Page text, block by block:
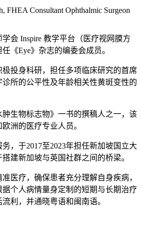
FHEA Consultant Ophthalmic Surgeon
会 Inspire 教学平台（医疗视网膜方
《Eye》杂志的编委会成员。
投身科研，担任多项临床研究的首席
所的公平性及年龄相关性黄斑变性的
生物标志物》一书的撰稿人之一，该
洲的医疗专业人员。
，于2017至2023年担任新加坡国立大
建新加坡与英国社群之间的桥梁。
医疗，确保患者充分理解自身疾病，
个人病情量身定制的短期与长期治疗
利，并通晓粤语和闽南语。